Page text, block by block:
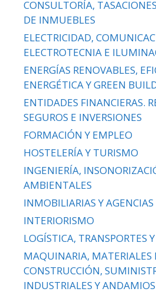
CONSULTORÍA,
DE INMUEBLES
ELECTRICIDAD,
ELECTROTECNIA E
ENERGÍAS RENOVABLES,
ENERGÉTICA Y GREEN
ENTIDADES FINANCIERAS.
SEGUROS E INVERSIONES
FORMACIÓN Y EMPLEO
HOSTELERÍA Y TURISMO
INGENIERÍA,
AMBIENTALES
INMOBILIARIAS Y
INTERIORISMO
LOGÍSTICA, TRANSPORTES
MAQUINARIA, MATERIALES
CONSTRUCCIÓN,
INDUSTRIALES Y ANDAMIOS